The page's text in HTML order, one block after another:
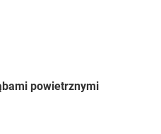
powietrznymi